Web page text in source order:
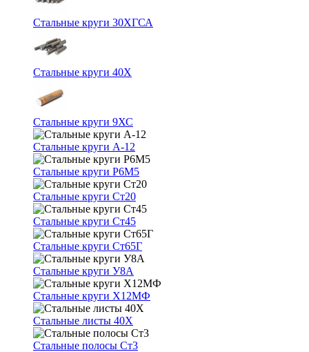
Стальные круги 30ХГСА
Стальные круги 40Х
Стальные круги 9ХС
Стальные круги А-12
Стальные круги Р6М5
Стальные круги Ст20
Стальные круги Ст45
Стальные круги Ст65Г
Стальные круги У8А
Стальные круги Х12МФ
Стальные листы 40Х
Стальные полосы Ст3